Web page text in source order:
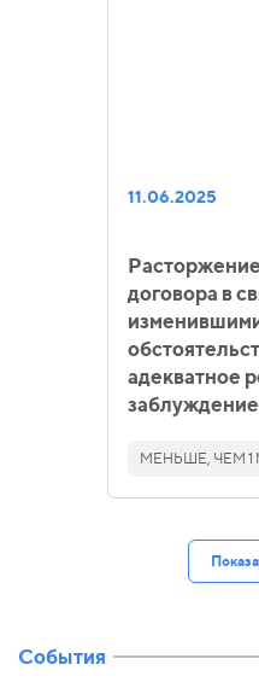
11.06.2025
договора в
адекватное
МЕНЬШЕ, ЧЕМ 1
События